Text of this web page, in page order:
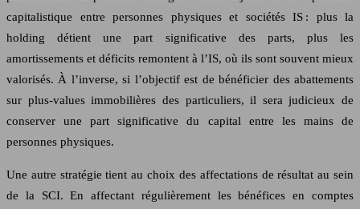
capitalistique entre personnes physiques et sociétés IS : plus la
holding détient une part significative des parts, plus les
amortissements et déficits remontent à l’IS, où ils sont souvent mieux
valorisés. À l’inverse, si l’objectif est de bénéficier des abattements
sur plus-values immobilières des particuliers, il sera judicieux de
conserver une part significative du capital entre les mains de
personnes physiques.
Une autre stratégie tient au choix des affectations de résultat au sein
de la SCI. En affectant régulièrement les bénéfices en comptes